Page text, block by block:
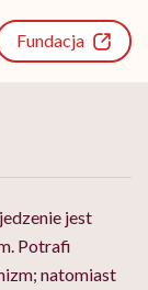
Fundacja
jest
Potrafi
natomiast